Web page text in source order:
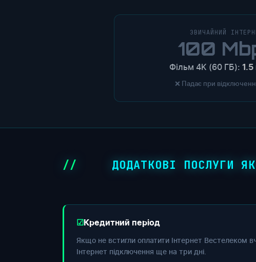
ЗВИЧАЙНИЙ
100
Фільм 4K (60 ГБ): 1.5
❌ Падає при
ДОДАТКОВІ ПОСЛУГИ
Кредитний період
Якщо не встигли оплатити Інтернет Вестелеком
Інтернет підключення ще на три дні.